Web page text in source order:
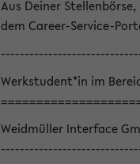
Aus Deiner Stellenbörse,
dem Career-Service-
Werkstudent*in im
Weidmüller Interface